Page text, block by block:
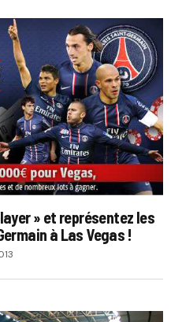
» et représentez les
à Las Vegas !